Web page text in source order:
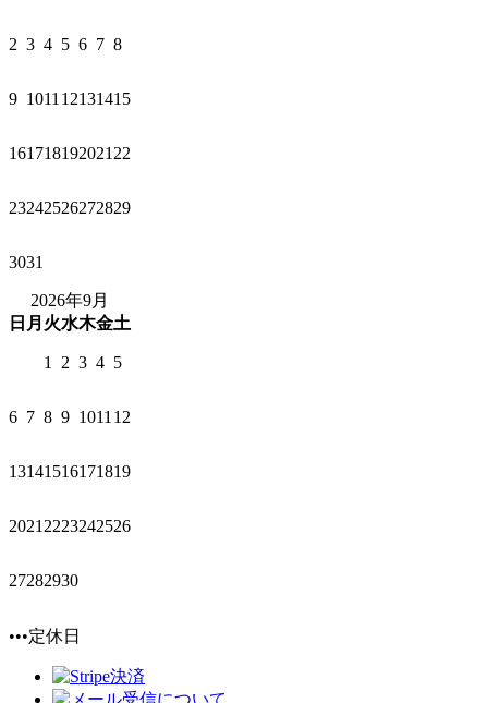
2 3 4 5 6 7 8
9 1011 12131415
161718192021 22
23242526272829
3031
2026年9月
日 月 火水木金土
1 2 3 4 5
6 7 8 9 1011 12
13141516171819
2021 2223242526
27282930
•••定休日